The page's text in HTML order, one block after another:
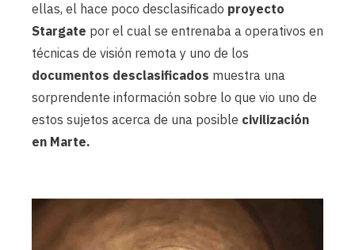
ellas, el hace poco desclasificado proyecto
Stargate por el cual se entrenaba a operativos en
técnicas de visión remota y uno de los
documentos desclasificados muestra una
sorprendente información sobre lo que vio uno de
estos sujetos acerca de una posible civilización
en Marte.